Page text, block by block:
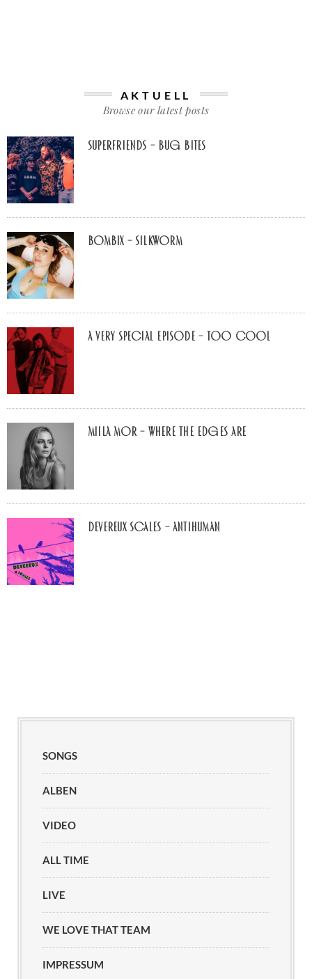
AKTUELL
Browse our latest posts
Superfriends – Bug Bites
Bombix – Silkworm
A Very Special Episode – Too Cool
Miila Mor – Where The Edges Are
Devereux Scales – Antihuman
SONGS
ALBEN
VIDEO
ALL TIME
LIVE
WE LOVE THAT TEAM
IMPRESSUM